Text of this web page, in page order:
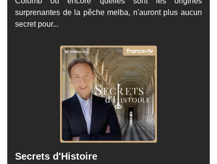
surprenantes de la pêche melba, n'auront plus aucun
secret pour...
Secrets d'Histoire